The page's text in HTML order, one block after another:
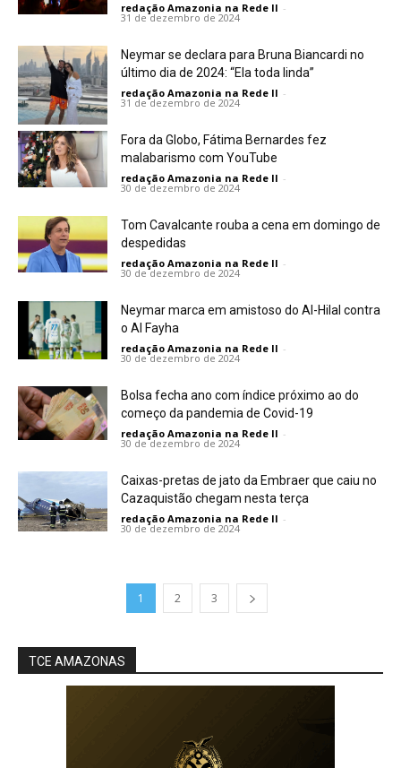
redação Amazonia na Rede II -
31 de dezembro de 2024
Neymar se declara para Bruna Biancardi no
último dia de 2024: “Ela toda linda”
redação Amazonia na Rede II -
31 de dezembro de 2024
Fora da Globo, Fátima Bernardes fez
malabarismo com YouTube
redação Amazonia na Rede II -
30 de dezembro de 2024
Tom Cavalcante rouba a cena em domingo de
despedidas
redação Amazonia na Rede II -
30 de dezembro de 2024
Neymar marca em amistoso do Al-Hilal contra
o Al Fayha
redação Amazonia na Rede II -
30 de dezembro de 2024
Bolsa fecha ano com índice próximo ao do
começo da pandemia de Covid-19
redação Amazonia na Rede II -
30 de dezembro de 2024
Caixas-pretas de jato da Embraer que caiu no
Cazaquistão chegam nesta terça
redação Amazonia na Rede II -
30 de dezembro de 2024
1 2 3
TCE AMAZONAS